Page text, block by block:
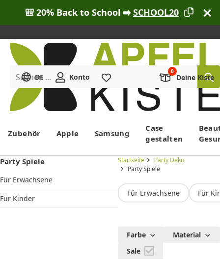
🎒 20% Back to School ➡️SCHOOL20
Menü
Suchen ...
DE Konto Deine Kiste
Zubehör Apple Samsung
Case
gestalten
Party Spiele
Für Erwachsene
Für Kinder
Startseite
Party Deko
Party Spiele
Für Erwachsene Für
Party Spiele
für Gross und
Farbe
Material
Sale